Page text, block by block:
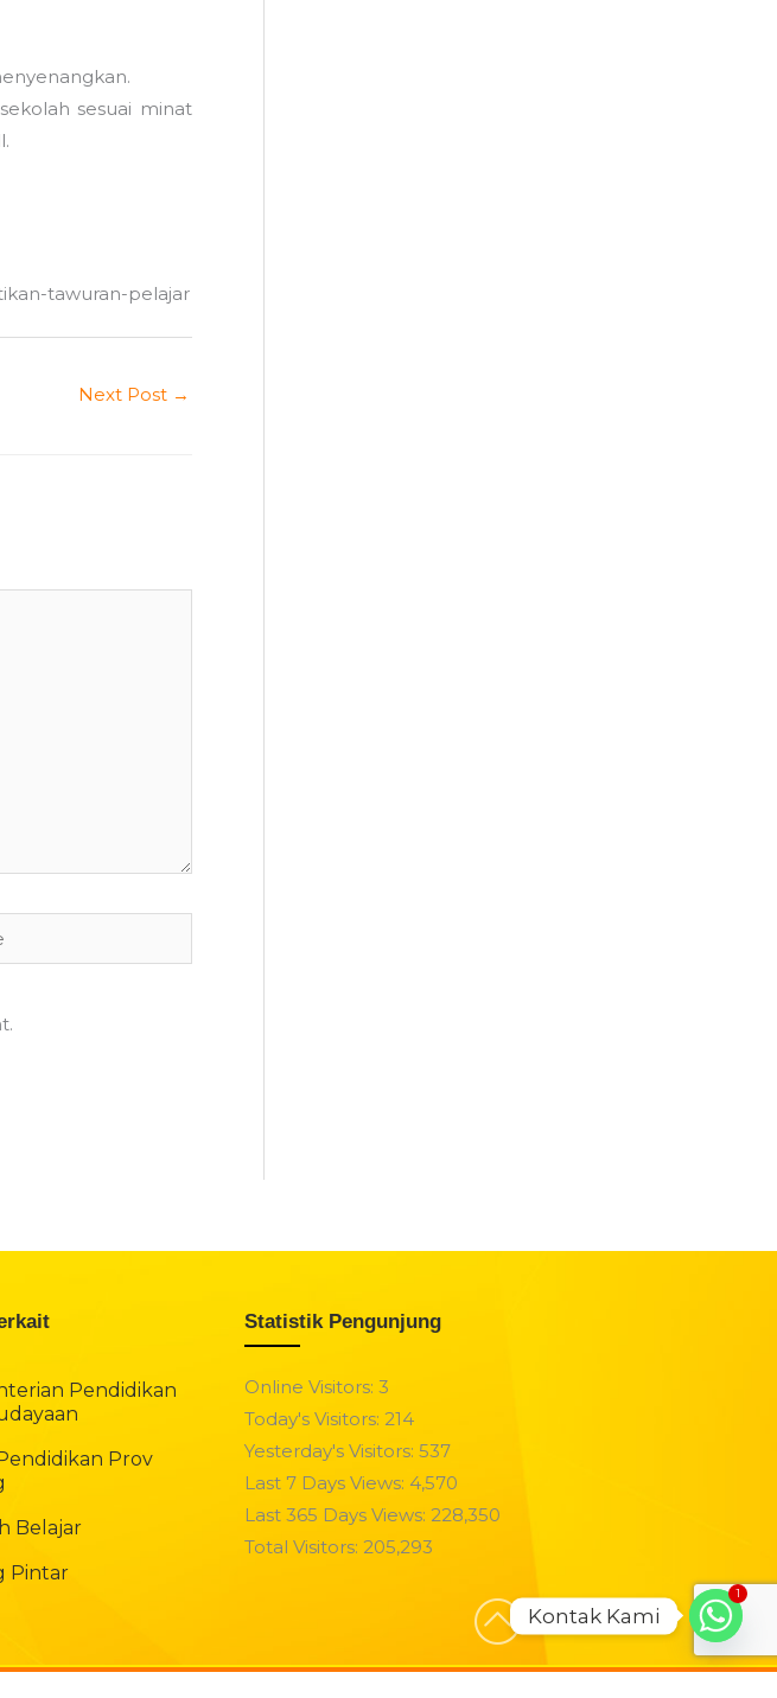
sesuai minat
tawuran-pelajar
Next Post →
Pendidikan
Prov
Belajar
Pintar
Statistik Pengunjung
Online Visitors:3
Today's Visitors: 214
Yesterday's Visitors:537
Last 7 Days Views: 4,570
Last 365 Days Views: 228,350
Total Visitors: 205,293
1
Kontak Kami